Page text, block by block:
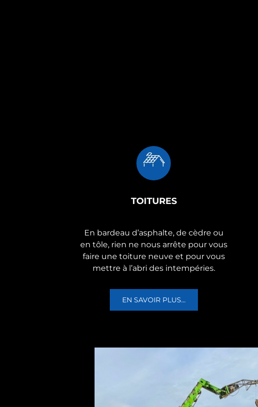
TOITURES
En bardeau d’asphalte, de cèdre ou
en tôle, rien ne nous arrête pour vous
faire une toiture neuve et pour vous
mettre à l’abri des intempéries.
EN SAVOIR PLUS...